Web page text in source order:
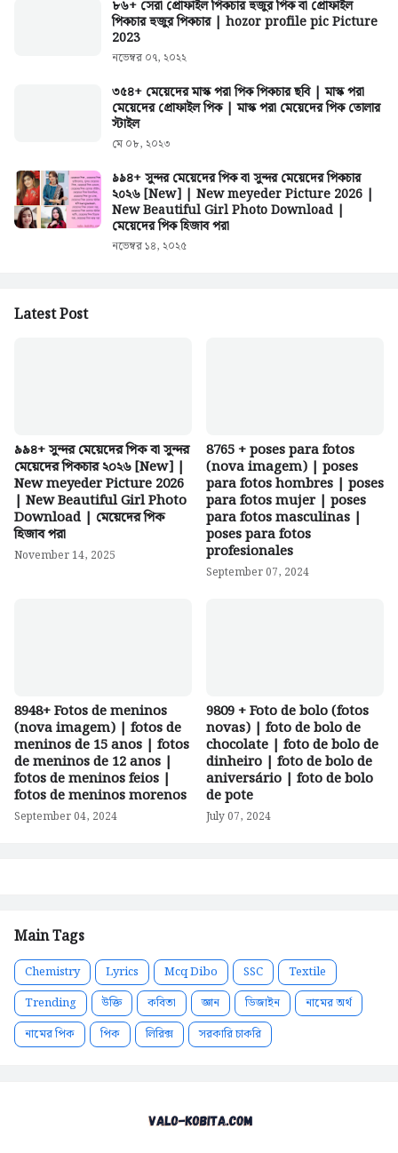
৮৬+ সেরা প্রোফাইল পিকচার হুজুর পিক বা প্রোফাইল
পিকচার হুজুর পিকচার | hozor profile pic Picture
2023
নভেম্বর ০৭, ২০২২
৩৫৪+ মেয়েদের মাস্ক পরা পিক পিকচার ছবি | মাস্ক পরা
মেয়েদের প্রোফাইল পিক | মাস্ক পরা মেয়েদের পিক তোলার
স্টাইল
মে ০৮, ২০২৩
৯৯৪+ সুন্দর মেয়েদের পিক বা সুন্দর মেয়েদের পিকচার
২০২৬ [New] | New meyeder Picture 2026 |
New Beautiful Girl Photo Download |
মেয়েদের পিক হিজাব পরা
নভেম্বর ১৪, ২০২৫
Latest Post
৯৯৪+ সুন্দর মেয়েদের পিক বা সুন্দর
মেয়েদের পিকচার ২০২৬ [New] |
New meyeder Picture 2026
| New Beautiful Girl Photo
Download | মেয়েদের পিক
হিজাব পরা
November 14, 2025
8765 + poses para fotos
(nova imagem) | poses
para fotos hombres | poses
para fotos mujer | poses
para fotos masculinas |
poses para fotos
profesionales
September 07, 2024
8948+ Fotos de meninos
(nova imagem) | fotos de
meninos de 15 anos | fotos
de meninos de 12 anos |
fotos de meninos feios |
fotos de meninos morenos
September 04, 2024
9809 + Foto de bolo (fotos
novas) | foto de bolo de
chocolate | foto de bolo de
dinheiro | foto de bolo de
aniversário | foto de bolo
de pote
July 07, 2024
Main Tags
Chemistry Lyrics Mcq Dibo SSC
Textile
Trending
উক্তি কবিতা জ্ঞান ডিজাইন
নামের অর্থ
নামের পিক
পিক লিরিক্স সরকারি চাকরি